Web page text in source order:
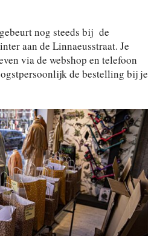
nog steeds bij de
aan de Linnaeusstraat. Je
via de webshop en telefoon
de bestelling bij je